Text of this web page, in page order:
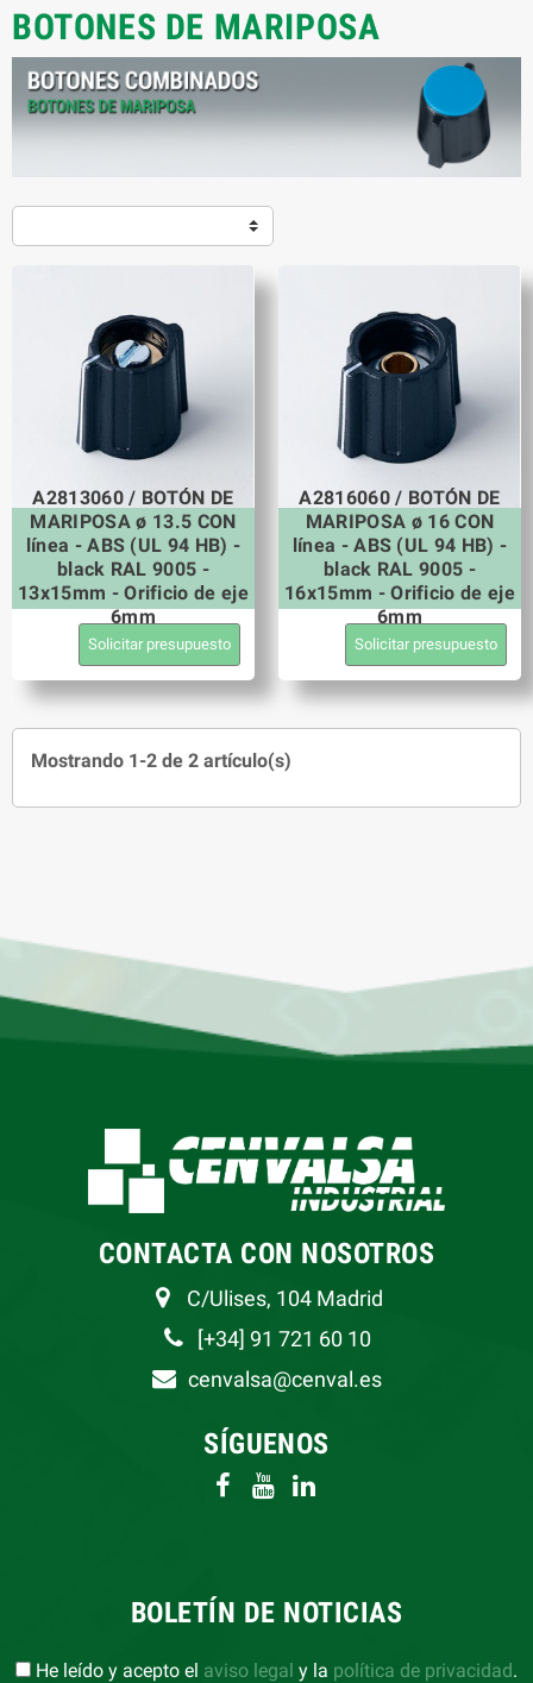
BOTONES DE MARIPOSA
A2813060 / BOTÓN DE
MARIPOSA ø 13.5 CON
línea - ABS (UL 94 HB) -
black RAL 9005 -
13x15mm - Orificio de eje
6mm
Solicitar presupuesto
A2816060 / BOTÓN DE
MARIPOSA ø 16 CON
línea - ABS (UL 94 HB) -
black RAL 9005 -
16x15mm - Orificio de eje
6mm
Solicitar presupuesto
Mostrando 1-2 de 2 artículo(s)
CONTACTA CON NOSOTROS
C/Ulises, 104 Madrid
[+34] 91 721 60 10
cenvalsa@cenval.es
SÍGUENOS
BOLETÍN DE NOTICIAS
He leído y acepto el aviso legal y la política de privacidad.